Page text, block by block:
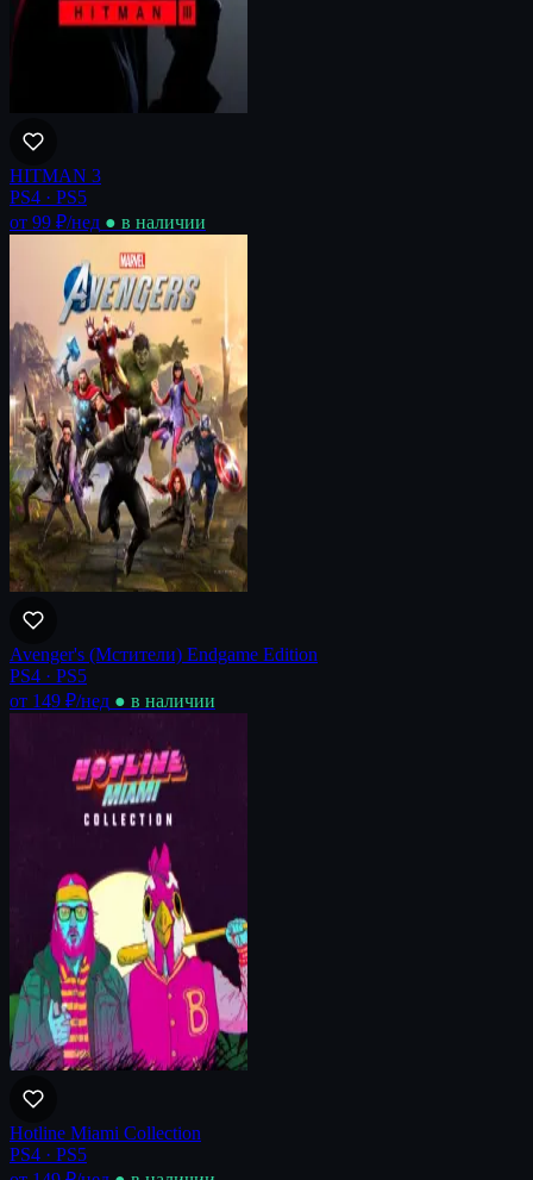
HITMAN 3
PS4 · PS5
от 99 ₽/нед ● в наличии
Avenger's (Мстители) Endgame Edition
PS4 · PS5
от 149 ₽/нед ● в наличии
Hotline Miami Collection
PS4 · PS5